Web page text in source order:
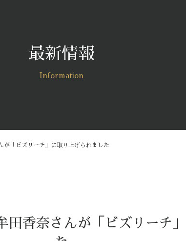
最新情報
Information
が「ビズリーチ」に取り上げられました
田香奈さんが「ビズリーチ